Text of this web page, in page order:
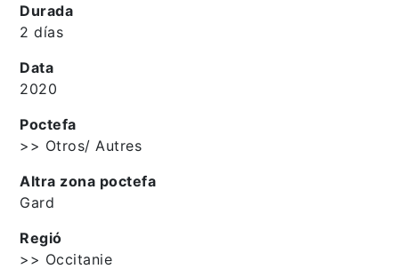
Durada
2 días
Data
2020
Poctefa
>> Otros/ Autres
Altra zona poctefa
Gard
Regió
>> Occitanie